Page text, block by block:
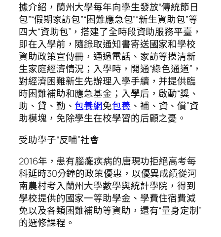
據介紹，蘭州大學每年向學生發放“傳統節日
包”“假期家訪包”“困難應急包”“新生資助包”等
四大“資助包”，搭建了全時段資助服務平臺，
即在入學前，隨錄取通知書寄送國家和學校
資助政策宣傳冊，通過電話、家訪等摸清新
生家庭經濟情況；入學時，開通“綠色通道”，
對經濟困難新生先辦理入學手續，并提供臨
時困難補助和應急基金；入學后，啟動“獎、
助、貸、勤、包養網免包養 、補、資、償”資
助模塊，免除學生在校學習的后顧之憂。
受助學子“反哺”社會
2016年，患有腦癱疾病的唐現功拒絕高考每
科延時30分鐘的政策優惠，以優異成績從河
南農村考入蘭州大學數學與統計學院，得到
學校提供的國家一等助學金、學費住宿費減
免以及各類困難補助等資助，還有“量身定制”
的選修課程。